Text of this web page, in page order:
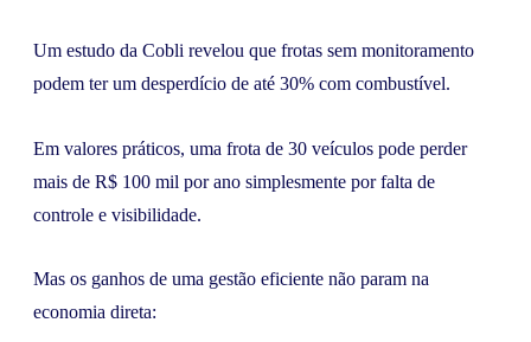
Um estudo da Cobli revelou que frotas sem monitoramento
podem ter um desperdício de até 30% com combustível.
Em valores práticos, uma frota de 30 veículos pode perder
mais de R$ 100 mil por ano simplesmente por falta de
controle e visibilidade.
Mas os ganhos de uma gestão eficiente não param na
economia direta: